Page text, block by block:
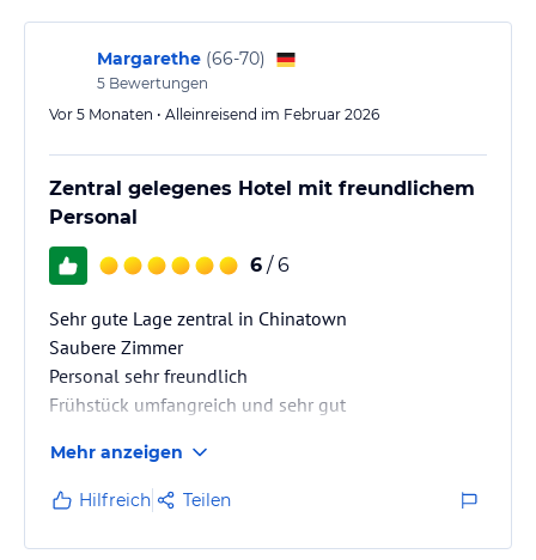
Margarethe (66-70)
5 Bewertungen
Vor 5 Monaten • Alleinreisend im Februar 2026
Zentral gelegenes Hotel mit freundlichem
Personal
6 / 6
Sehr gute Lage zentral in Chinatown
Saubere Zimmer
Personal sehr freundlich
Frühstück umfangreich und sehr gut
Mehr anzeigen
Hilfreich Teilen